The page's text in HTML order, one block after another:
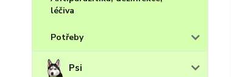
léčiva
Potřeby
Psi